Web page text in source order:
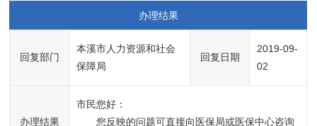
办理结果
回复部门
本溪市人力资源和社会
保障局
回复日期
2019-09-
02
办理结果
市民您好：
您反映的问题可直接向医保局或医保中心咨询